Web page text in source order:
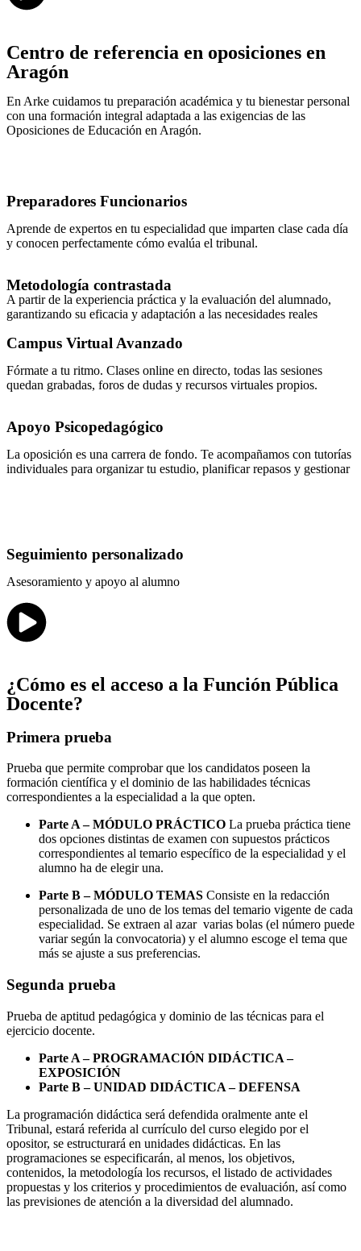
Centro de referencia en oposiciones en
Aragón
En Arke cuidamos tu preparación académica y tu bienestar personal
con una formación integral adaptada a las exigencias de las
Oposiciones de Educación en Aragón.
Preparadores Funcionarios
Aprende de expertos en tu especialidad que imparten clase cada día
y conocen perfectamente cómo evalúa el tribunal.
Metodología contrastada
A partir de la experiencia práctica y la evaluación del alumnado,
garantizando su eficacia y adaptación a las necesidades reales
Campus Virtual Avanzado
Fórmate a tu ritmo. Clases online en directo, todas las sesiones
quedan grabadas, foros de dudas y recursos virtuales propios.
Apoyo Psicopedagógico
La oposición es una carrera de fondo. Te acompañamos con tutorías
individuales para organizar tu estudio, planificar repasos y gestionar
Seguimiento personalizado
Asesoramiento y apoyo al alumno
¿Cómo es el acceso a la Función Pública
Docente?
Primera prueba
Prueba que permite comprobar que los candidatos poseen la
formación científica y el dominio de las habilidades técnicas
correspondientes a la especialidad a la que opten.
Parte A – MÓDULO PRÁCTICO La prueba práctica tiene
dos opciones distintas de examen con supuestos prácticos
correspondientes al temario específico de la especialidad y el
alumno ha de elegir una.
Parte B – MÓDULO TEMAS Consiste en la redacción
personalizada de uno de los temas del temario vigente de cada
especialidad. Se extraen al azar varias bolas (el número puede
variar según la convocatoria) y el alumno escoge el tema que
más se ajuste a sus preferencias.
Segunda prueba
Prueba de aptitud pedagógica y dominio de las técnicas para el
ejercicio docente.
Parte A – PROGRAMACIÓN DIDÁCTICA –
EXPOSICIÓN
Parte B – UNIDAD DIDÁCTICA – DEFENSA
La programación didáctica será defendida oralmente ante el
Tribunal, estará referida al currículo del curso elegido por el
opositor, se estructurará en unidades didácticas. En las
programaciones se especificarán, al menos, los objetivos,
contenidos, la metodología los recursos, el listado de actividades
propuestas y los criterios y procedimientos de evaluación, así como
las previsiones de atención a la diversidad del alumnado.